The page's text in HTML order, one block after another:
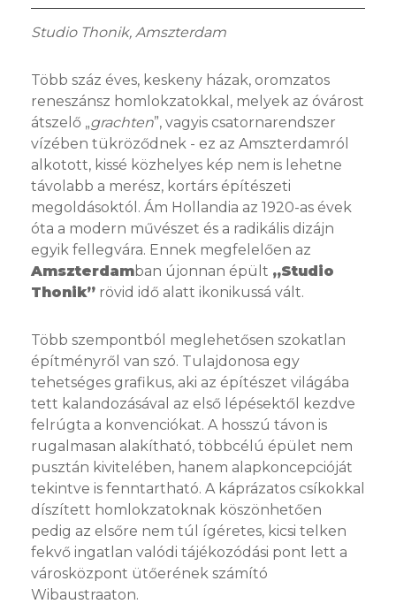
Studio Thonik, Amszterdam
Több száz éves, keskeny házak, oromzatos
reneszánsz homlokzatokkal, melyek az óvárost
átszelő „grachten”, vagyis csatornarendszer
vízében tükröződnek - ez az Amszterdamról
alkotott, kissé közhelyes kép nem is lehetne
távolabb a merész, kortárs építészeti
megoldásoktól. Ám Hollandia az 1920-as évek
óta a modern művészet és a radikális dizájn
egyik fellegvára. Ennek megfelelően az
Amszterdamban újonnan épült „Studio
Thonik” rövid idő alatt ikonikussá vált.
Több szempontból meglehetősen szokatlan
építményről van szó. Tulajdonosa egy
tehetséges grafikus, aki az építészet világába
tett kalandozásával az első lépésektől kezdve
felrúgta a konvenciókat. A hosszú távon is
rugalmasan alakítható, többcélú épület nem
pusztán kivitelében, hanem alapkoncepcióját
tekintve is fenntartható. A káprázatos csíkokkal
díszített homlokzatoknak köszönhetően
pedig az elsőre nem túl ígéretes, kicsi telken
fekvő ingatlan valódi tájékozódási pont lett a
városközpont ütőerének számító
Wibaustraaton.